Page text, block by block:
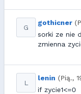
G
gothicner
sorki ze nie
zmienna
L
lenin (Pią.,
if zycie1<=0